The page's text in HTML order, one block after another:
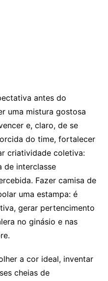
antes do
uma mistura gostosa
e, claro, de se
do time, fortalecer
criatividade coletiva:
de interclasse
Fazer camisa de
uma estampa: é
gerar pertencimento
no ginásio e nas
a cor ideal, inventar
cheias de